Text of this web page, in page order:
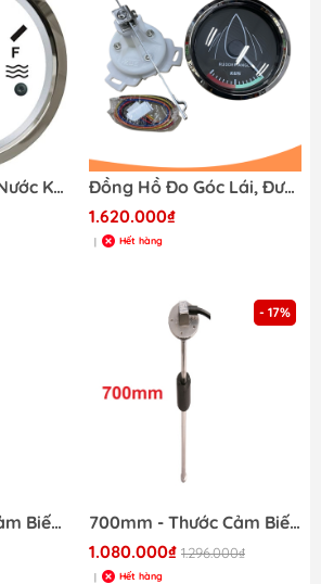
Đồng Hồ Đo Mức Nước KUS 12/24V KY11100 Màu Trắng (Water Gauge)
Đồng Hồ Đo Góc Lái, Đường Kính 52mm
1.620.000₫
| Hết hàng
150mm - Thước Cảm Biến Đo Mức Chất Lỏng, Loại S5-E150, Dài 150mm, mã JS60055
- 17%
700mm - Thước Cảm Biến Đo Mức Chất Lỏng 700mm
1.080.000₫ 1.296.000₫
| Hết hàng